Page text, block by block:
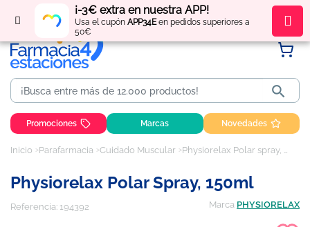
¡-3€ extra en nuestra APP!
Usa el cupón APP34Een pedidos superiores a
50€
Regístratey obténpuntos por tus compras

Promociones Marcas Novedades
Inicio Parafarmacia Cuidado Muscular Physiorelax Polar spray, 150ml
Physiorelax Polar Spray, 150ml
Referencia: 194392 Marca PHYSIORELAX